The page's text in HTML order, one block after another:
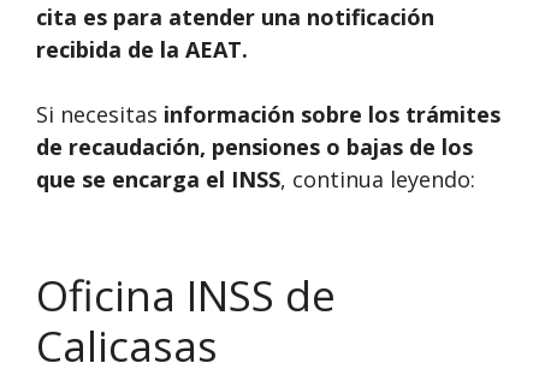
cita es para atender una notificación
recibida de la AEAT.
Si necesitas información sobre los trámites
de recaudación, pensiones o bajas de los
que se encarga el INSS, continua leyendo:
Oficina INSS de
Calicasas